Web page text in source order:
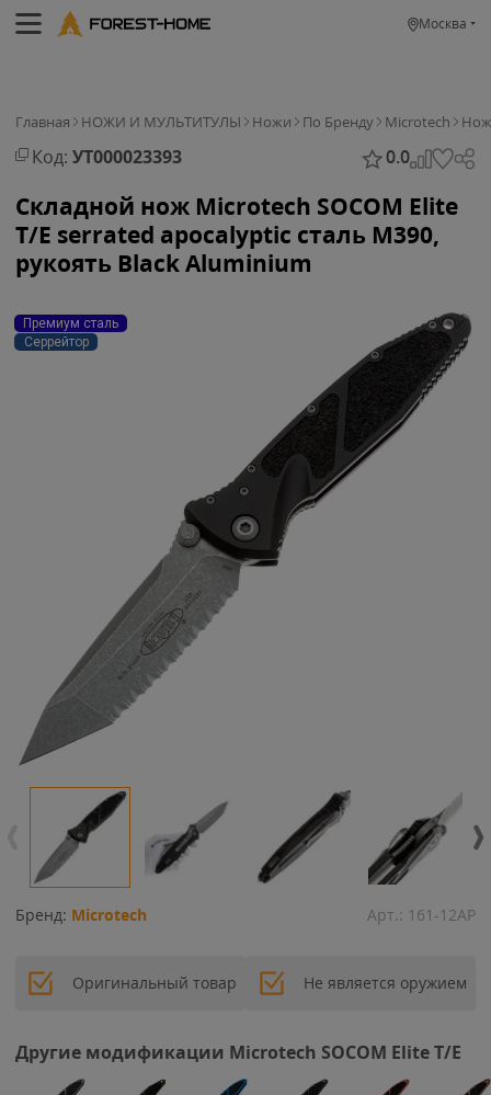
Москва
Главная НОЖИ И МУЛЬТИТУЛЫ Ножи По Бренду Microtech Нож
Код: УТ000023393 0.0
Складной нож Microtech SOCOM Elite
T/E serrated apocalyptic сталь M390,
рукоять Black Aluminium
Премиум сталь
Серрейтор
Бренд: Microtech Арт.: 161-12AP
Оригинальный товар Не является оружием
Другие модификации Microtech SOCOM Elite T/E